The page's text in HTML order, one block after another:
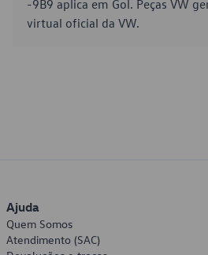
-9B9 aplica em Gol. Peças VW
virtual oficial da VW.
Ajuda
Quem Somos
Atendimento (SAC)